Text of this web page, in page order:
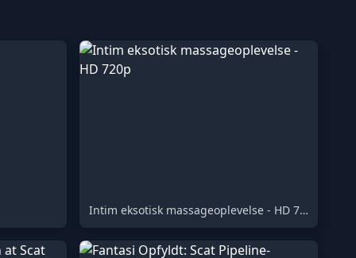
Intim eksotisk massageoplevelse - HD 720p